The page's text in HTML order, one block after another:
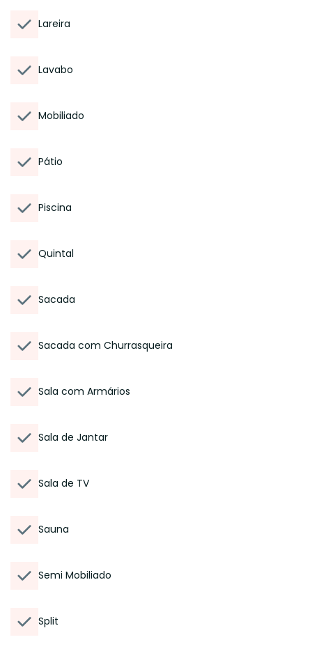
Lareira
Lavabo
Mobiliado
Pátio
Piscina
Quintal
Sacada
Sacada com Churrasqueira
Sala com Armários
Sala de Jantar
Sala de TV
Sauna
Semi Mobiliado
Split